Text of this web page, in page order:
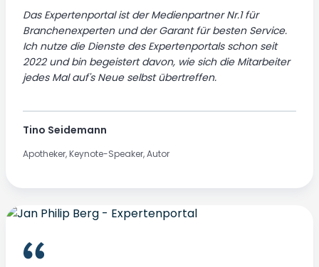
Das Expertenportal ist der Medienpartner Nr.1 für
Branchenexperten und der Garant für besten Service.
Ich nutze die Dienste des Expertenportals schon seit
2022 und bin begeistert davon, wie sich die Mitarbeiter
jedes Mal auf's Neue selbst übertreffen.
Tino Seidemann
Apotheker, Keynote-Speaker, Autor